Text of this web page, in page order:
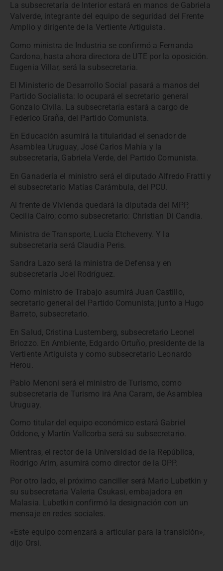
La subsecretaría de Interior estará en manos de Gabriela
Valverde, integrante del equipo de seguridad del Frente
Amplio y dirigente de la Vertiente Artiguista.
Como ministra de Industria se confirmó a Fernanda
Cardona, hasta ahora directora de UTE por la oposición.
Eugenia Villar, será la subsecretaria.
El Ministerio de Desarrollo Social pasará a manos del
Partido Socialista: lo ocupará el secretario general
Gonzalo Civila. La subsecretaría estará a cargo de
Federico Graña, del Partido Comunista.
En Educación asumirá la titularidad el senador de
Asamblea Uruguay, José Carlos Mahía y la
subsecretaría, Gabriela Verde, del Partido Comunista.
En Ganadería el ministro será el diputado Alfredo Fratti y
el subsecretario Matías Carámbula, del PCU.
Al frente de Vivienda quedará la diputada del MPP,
Cecilia Cairo; como subsecretario: Christian Di Candia.
Ministra de Transporte, Lucía Etcheverry. Y la
subsecretaria será Claudia Peris.
Sandra Lazo será la ministra de Defensa y en
subsecretaría Joel Rodríguez.
Como ministro de Trabajo asumirá Juan Castillo,
secretario general del Partido Comunista; junto a Hugo
Barreto, subsecretario.
En Salud, Cristina Lustemberg, subsecretario Leonel
Briozzo. En Ambiente, Edgardo Ortuño, presidente de la
Vertiente Artiguista y como subsecretario Leonardo
Herou.
Pablo Menoni será el ministro de Turismo, como
subsecretaria de Turismo irá Ana Caram, de Asamblea
Uruguay.
Como titular del equipo económico estará Gabriel
Oddone, y Martín Vallcorba será su subsecretario.
Mientras, el rector de la Universidad de la República,
Rodrigo Arim, asumirá como director de la OPP.
Por otro lado, el próximo canciller será Mario Lubetkin y
su subsecretaria Valeria Csukasi, embajadora en
Malasia. Lubetkin confirmó la designación con un
mensaje en redes sociales.
«Este equipo comenzará a articular para la transición»,
dijo Orsi.